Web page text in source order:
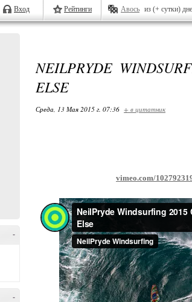
Вход Рейтинги Авось из (+ сутки)
-
-
NEILPRYDE
ELSE
Среда, 13 Мая 2015 г. 07:36 + в цитатник
vimeo.com/